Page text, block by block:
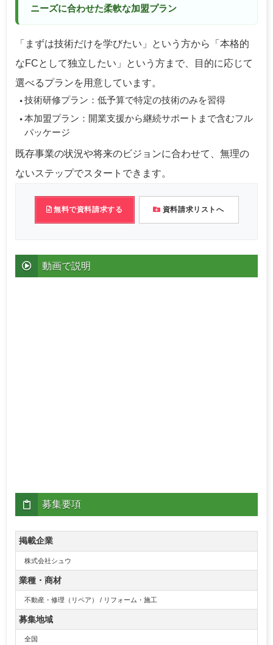
ニーズに合わせた柔軟な加盟プラン
「まずは技術だけを学びたい」という方から「本格的
なFCとして独立したい」という方まで、目的に応じて
選べるプランを用意しています。
技術研修プラン：低予算で特定の技術のみを習得
本加盟プラン：開業支援から継続サポートまで含むフル
パッケージ
既存事業の状況や将来のビジョンに合わせて、無理の
ないステップでスタートできます。
無料で資料請求する 資料請求リストへ
動画で説明
募集要項
掲載企業
株式会社シュウ
業種・商材
不動産・修理（リペア） / リフォーム・施工
募集地域
全国